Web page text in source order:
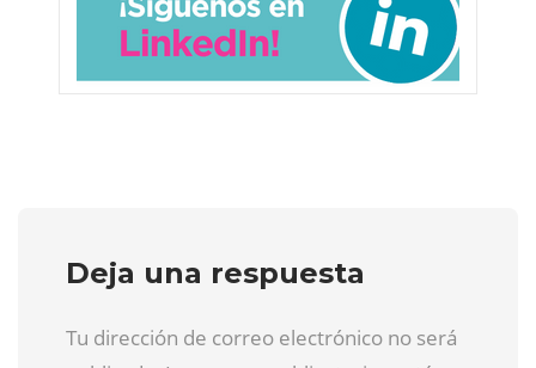
Deja una respuesta
Tu dirección de correo electrónico no será